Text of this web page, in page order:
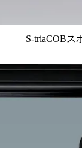
S-triaCOBス